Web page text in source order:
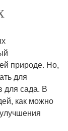
природе. Но,
для
для сада. В
как можно